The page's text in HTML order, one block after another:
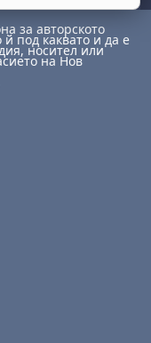
за авторското
под каквато и да е
носител или
на Нов